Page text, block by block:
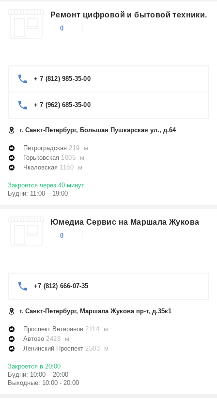
Ремонт цифровой и бытовой техники.
0
+ 7 (812) 985-35-00
+ 7 (962) 685-35-00
г. Санкт-Петербург, Большая Пушкарская ул., д.64
Петроградская 219 м
Горьковская 1005 м
Чкаловская 1180 м
Закроется через 40 минут
Будни: 11:00 – 19:00
Юмедиа Сервис на Маршала Жукова
0
+7 (812) 666-07-35
г. Санкт-Петербург, Маршала Жукова пр-т, д.35к1
Проспект Ветеранов 2114 м
Автово 2428 м
Ленинский Проспект 2503 м
Закроется в 20:00
Будни: 10:00 – 20:00
Выходные: 10:00 - 20:00